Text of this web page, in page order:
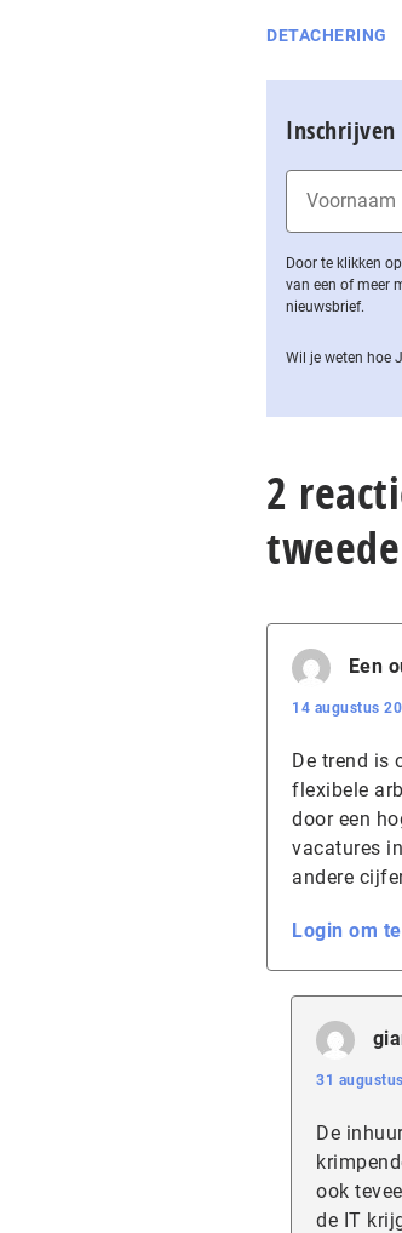
DETACHERING
Door te klikken
van een of meer
nieuwsbrief.
Wil je weten hoe
2
Een
14 augustus
De trend is
flexibele
door een
vacatures
andere
Login om
31
De
ook
de IT